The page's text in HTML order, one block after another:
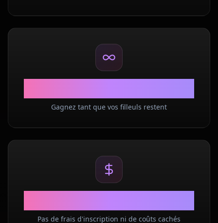
Gagnez tant que vos filleuls restent
Pas de frais d'inscription ni de coûts cachés